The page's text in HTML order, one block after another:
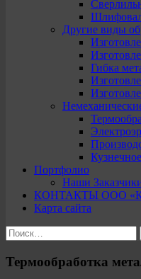
Другие виды
Гибка
Портфолио
Наши
КОНТАКТЫ ООО
Карта сайта
Найти:
Термообработка